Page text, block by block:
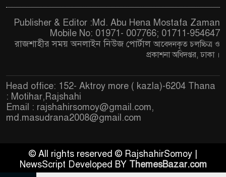
Publisher & Editor :Md. Abu Hena Mostafa Zaman
Mobile No: 01971- 007766; 01711-954647
রাজশাহীর সময় অনলাইন নিউজ পোর্টালআবেদনকৃত চলচ্চিত্র ও
প্রকাশনা অধিদপ্তর, ঢাকা ।
Head office: 152- Aktroy more ( kazla)-6204 Thana
: Motihar,Rajshahi
Email : rajshahirsomoy@gmail.com,
md.masudrana2008@gmail.com
© All rights reserved © RajshahirSomoy |
NewsScript Developed BY ThemesBazar.com